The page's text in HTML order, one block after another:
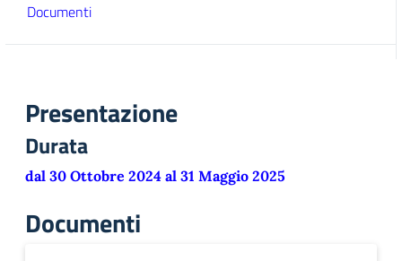
Documenti
Presentazione
Durata
dal 30 Ottobre 2024 al 31 Maggio 2025
Documenti